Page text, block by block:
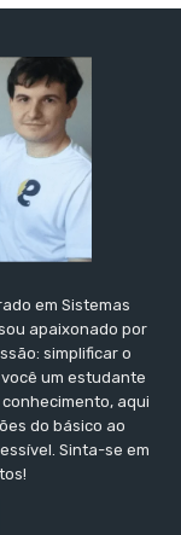
em Sistemas
apaixonado por
simplificar o
um estudante
aqui
do básico ao
Sinta-se em